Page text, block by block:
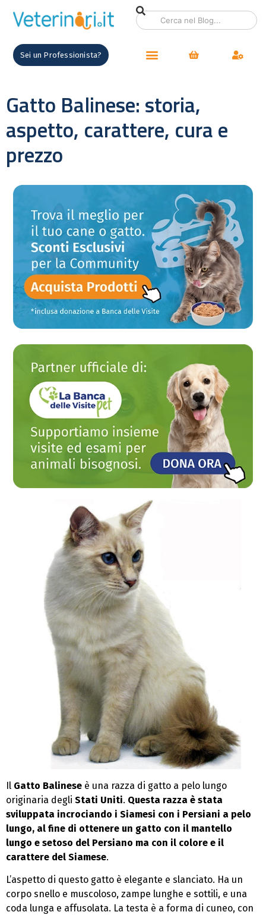
Sei un Professionista?
Gatto Balinese: storia,
aspetto, carattere, cura e
prezzo
Il Gatto Balinese è una razza di gatto a pelo lungo
originaria degli Stati Uniti. Questa razza è stata
sviluppata incrociando i Siamesi con i Persiani a pelo
lungo, al fine di ottenere un gatto con il mantello
lungo e setoso del Persiano ma con il colore e il
carattere del Siamese.
L’aspetto di questo gatto è elegante e slanciato. Ha un
corpo snello e muscoloso, zampe lunghe e sottili, e una
coda lunga e affusolata. La testa è a forma di cuneo, con